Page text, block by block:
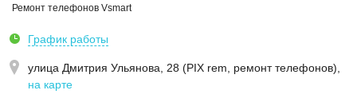
Ремонт телефонов Vsmart
График работы
улица Дмитрия Ульянова, 28 (PIX rem, ремонт телефонов)
на карте